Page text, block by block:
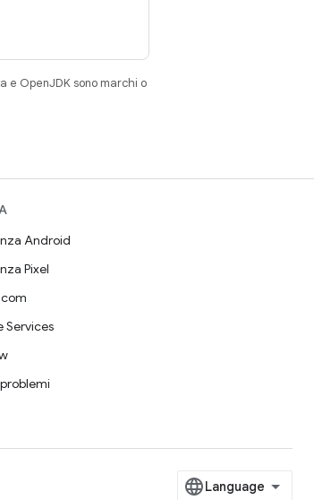
e OpenJDK sono marchi o
Android
Pixel
Services